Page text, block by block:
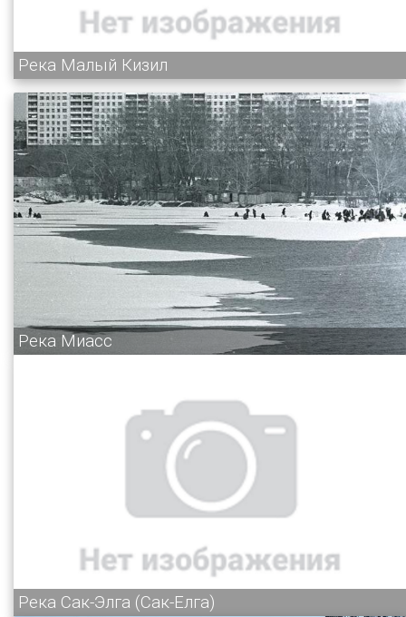
Река Малый Кизил
Река Миасс
Река Сак-Элга (Сак-Елга)